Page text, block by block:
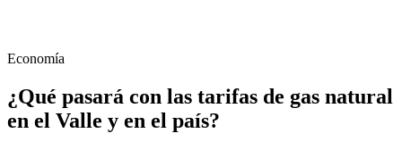
Economía
¿Qué pasará con las tarifas de gas natural
en el Valle y en el país?